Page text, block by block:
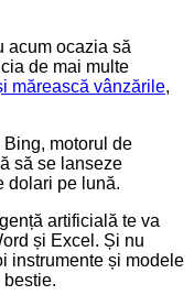
acum ocazia să
de mai multe
mărească vânzările,
motorul de
să se lanseze
dolari pe lună.
artificială te va
și Excel. Și nu
instrumente și modele
bestie.